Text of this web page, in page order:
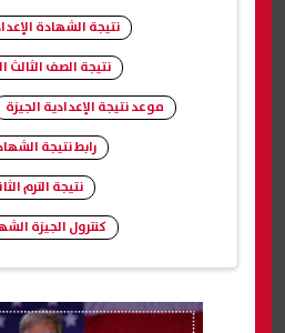
نتيجة الشهادة الإعدادية 2026
نتيجة الصف الثالث
موعد نتيجة الإعدادية الجيزة
رابط نتيجة
نتيجة الترم
كنترول الجيزة